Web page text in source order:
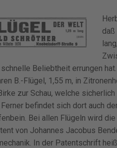
schnelle Beliebtheit errungen
B.-Flügel, 1,55 m, in
zur Schau, welche
befindet sich dort auch
Bei allen Flügeln wird
von Johannes Jacobus
In der Patentschrift